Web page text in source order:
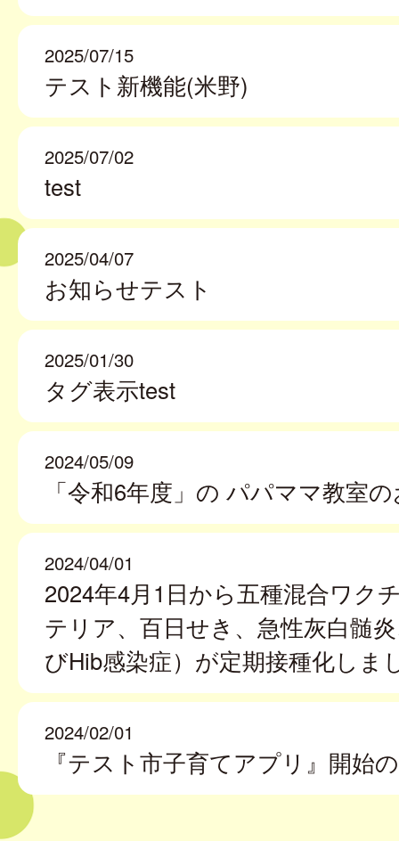
2025/07/15
テスト新機能(米野)
2025/07/02
test
2025/04/07
お知らせテスト
2025/01/30
タグ表示test
2024/05/09
「令和6年度」の パパママ教室
2024/04/01
2024年4月1日から五種混合ワク
テリア、百日せき、急性灰白髄
びHib感染症）が定期接種化しま
2024/02/01
『テスト市子育てアプリ』開始